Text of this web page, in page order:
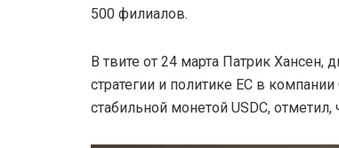
500 филиалов.
В твите от 24 марта Патрик Хансен,
стратегии и политике ЕС в
стабильной монетой USDC, отметил,